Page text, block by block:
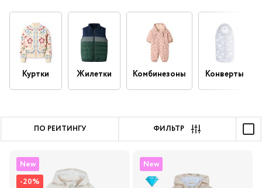
Куртки Жилетки Комбинезоны Конверты
ПО РЕЙТИНГУ ФИЛЬТР
New
-20%
New